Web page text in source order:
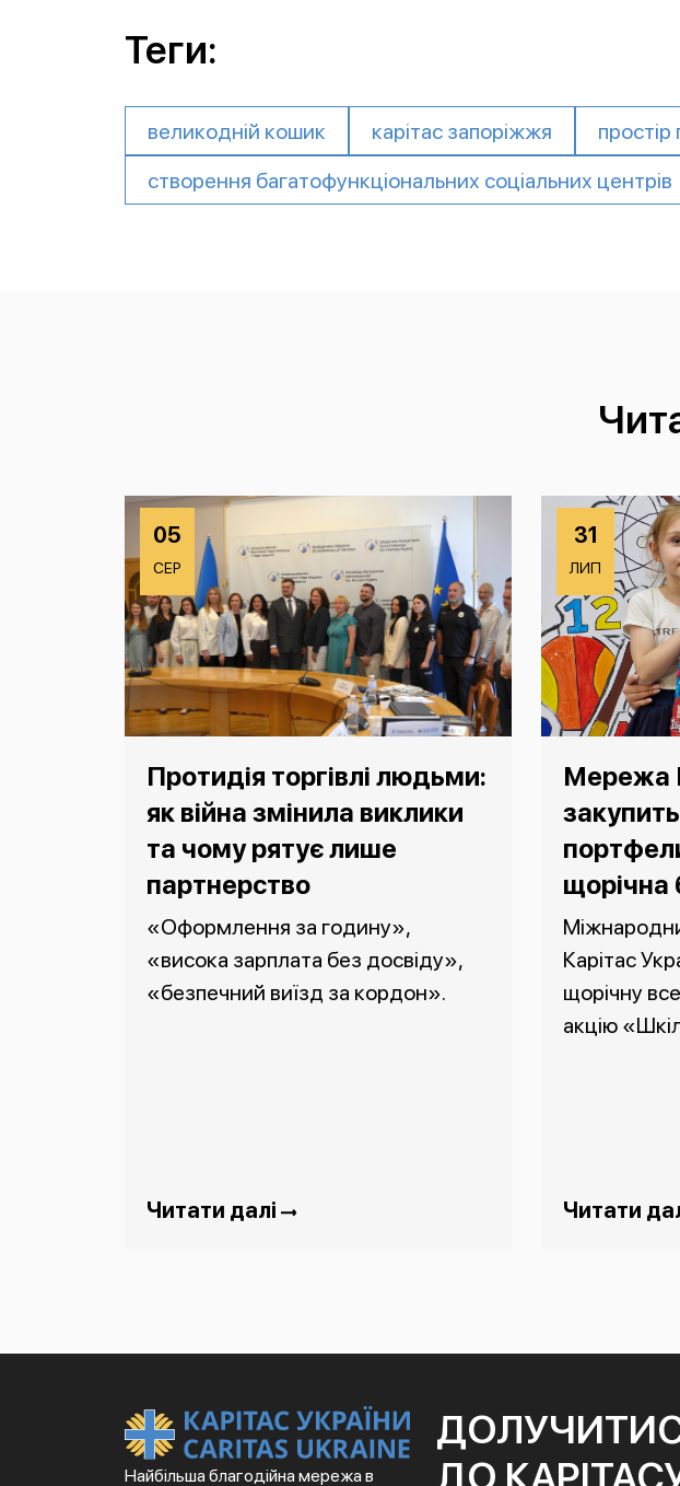
Теги:
великодній кошик карітас запоріжжя
створення багатофункціональних соціальних центрів
05
СЕР
Протидія торгівлі людьми:
як війна змінила виклики
та чому рятує лише
партнерство
«Оформлення за годину»,
«висока зарплата без досвіду»,
«безпечний виїзд за кордон».
Читати далі
31
ЛИП
Мережа
щорічна
Карітас
щорічну
акцію
Читати
Найбільша благодійна мережа в
ДО